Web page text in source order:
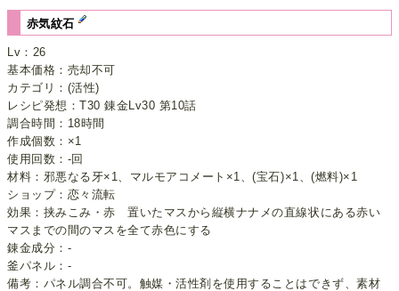
赤気紋石
Lv：26
基本価格：売却不可
カテゴリ：(活性)
レシピ発想：T30 錬金Lv30 第10話
調合時間：18時間
作成個数：×1
使用回数：-回
材料：邪悪なる牙×1、マルモアコメート×1、(宝石)×1、(燃料)×1
ショップ：恋々流転
効果：挟みこみ・赤 置いたマスから縦横ナナメの直線状にある赤い
マスまでの間のマスを全て赤色にする
錬金成分：-
釜パネル：-
備考：パネル調合不可。触媒・活性剤を使用することはできず、素材